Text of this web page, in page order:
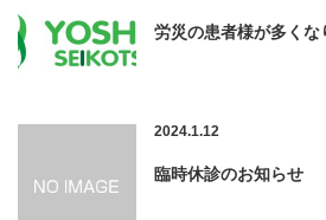
労災の患者様が多くな
2024.1.12
臨時休診のお知らせ